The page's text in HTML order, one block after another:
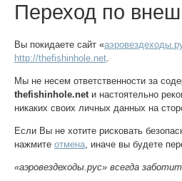
Переход по
Вы покидаете сайт «
http://thefishinhole.net
Мы не несем ответственности за
thefishinhole.net и настоятельно
никаких своих личных данных на
Если Вы не хотите рисковать
нажмите отмена , иначе вы будете
«аэровездеходы.рус» всегда